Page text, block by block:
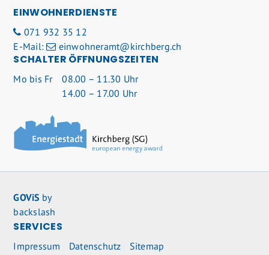
EINWOHNERDIENSTE
071 932 35 12
E-Mail:
einwohneramt@kirchberg.ch
SCHALTER ÖFFNUNGSZEITEN
Mo bis Fr
08.00 – 11.30 Uhr
14.00 – 17.00 Uhr
GOViS by
backslash
SERVICES
Impressum Datenschutz Sitemap